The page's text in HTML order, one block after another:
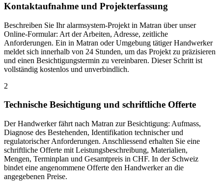
Kontaktaufnahme und Projekterfassung
Beschreiben Sie Ihr alarmsystem-Projekt in Matran über unser
Online-Formular: Art der Arbeiten, Adresse, zeitliche
Anforderungen. Ein in Matran oder Umgebung tätiger Handwerker
meldet sich innerhalb von 24 Stunden, um das Projekt zu präzisieren
und einen Besichtigungstermin zu vereinbaren. Dieser Schritt ist
vollständig kostenlos und unverbindlich.
2
Technische Besichtigung und schriftliche Offerte
Der Handwerker fährt nach Matran zur Besichtigung: Aufmass,
Diagnose des Bestehenden, Identifikation technischer und
regulatorischer Anforderungen. Anschliessend erhalten Sie eine
schriftliche Offerte mit Leistungsbeschreibung, Materialien,
Mengen, Terminplan und Gesamtpreis in CHF. In der Schweiz
bindet eine angenommene Offerte den Handwerker an die
angegebenen Preise.